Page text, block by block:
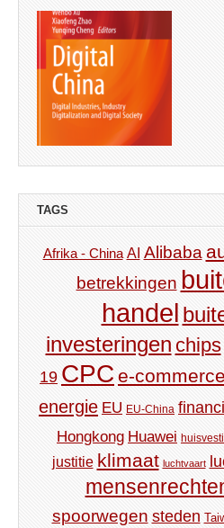
TAGS
Afrika - China AI Alibaba
betrekkingen
handel
investeringen chips
19 CPC e-commerce
energie EU EU-China
Hongkong Huawei
justitie klimaat luchtvaart
spoorwegen steden